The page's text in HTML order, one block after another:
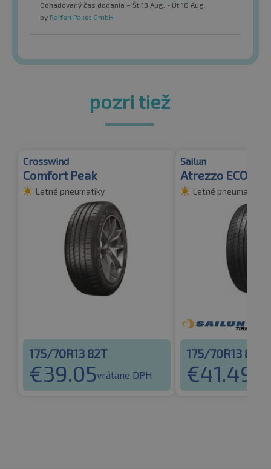
Odhadovaný čas dodania – Št 13 Aug. - Út 18 Aug.
by Raifen Paket GmbH
pozri tiež
Crosswind
Comfort Peak
Letné pneumatiky
175/70R13 82T
€39.05vrátane DPH
Sailun
Atrezzo ECO
Letné pneumatiky
175/70R13 82T
€41.49